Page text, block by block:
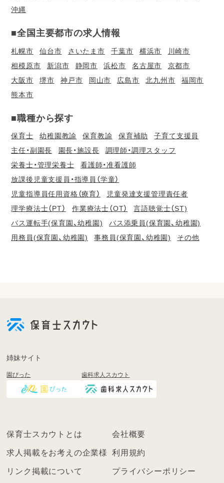
沖縄
■全国主要都市の求人情報
札幌市 仙台市 さいたま市 千葉市 横浜市
川崎市
相模原市
新潟市 静岡市 浜松市 名古屋市
京都市
大阪市
堺市 神戸市 岡山市 広島市 北九州市
福岡市
熊本市
■職種から探す
保育士 幼稚園教諭 保育教諭 保育補助
子育て支援員
主任・副園長
園長・施設長
調理師・調理スタッフ
栄養士・管理栄養士
看護師・准看護師
放課後児童支援員・指導員（学童）
児童指導員任用資格（療育）
児童発達支援管理責任者
理学療法士（PT）
作業療法士（OT）
言語聴覚士（ST)
バス運転手(保育園、幼稚園)
バス添乗員(保育園、幼稚園)
用務員(保育園、幼稚園)
事務員(保育園、幼稚園) その他
登
く
ン
姉妹サイト
園ぴった 歯科求人スカウト
保育士スカウトとは 会社概要
求人掲載をお考えの企業様 利用規約
リンク掲載について プライバシーポリシー